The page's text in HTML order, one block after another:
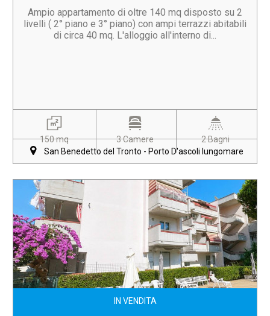
Ampio appartamento di oltre 140 mq disposto su 2
livelli ( 2° piano e 3° piano) con ampi terrazzi abitabili
di circa 40 mq. L'alloggio all'interno di...
150 mq 3 Camere
2 Bagni
San Benedetto del Tronto - Porto D'ascoli lungomare
IN VENDITA